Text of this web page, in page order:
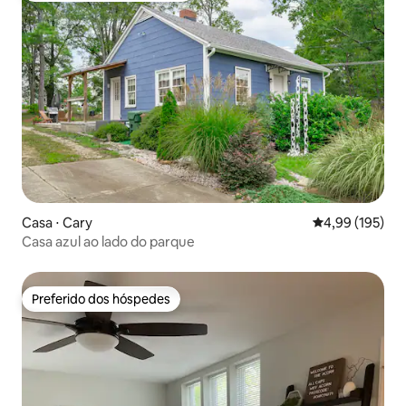
Casa ⋅ Cary 4,99 de uma
4,99 (195)
Casa azul ao lado do parque
Preferido dos hóspedes
Preferido dos hóspedes